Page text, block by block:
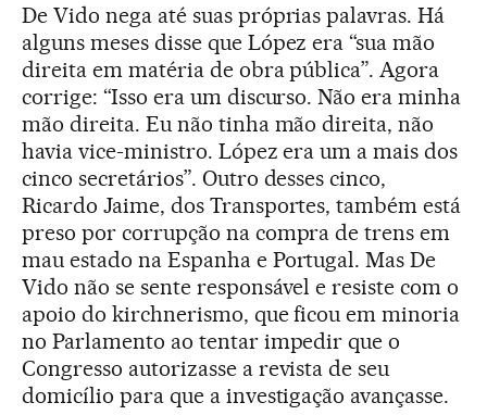
De Vido nega até suas próprias palavras. Há
alguns meses disse que López era “sua mão
direita em matéria de obra pública”. Agora
corrige: “Isso era um discurso. Não era minha
mão direita. Eu não tinha mão direita, não
havia vice-ministro. López era um a mais dos
cinco secretários”. Outro desses cinco,
Ricardo Jaime, dos Transportes, também está
preso por corrupção na compra de trens em
mau estado na Espanha e Portugal. Mas De
Vido não se sente responsável e resiste com o
apoio do kirchnerismo, que ficou em minoria
no Parlamento ao tentar impedir que o
Congresso autorizasse a revista de seu
domicílio para que a investigação avançasse.